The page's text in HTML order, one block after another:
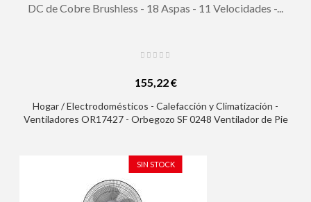
DC de Cobre Brushless - 18 Aspas - 11 Velocidades -...
155,22 €
Hogar / Electrodomésticos - Calefacción y Climatización -
Ventiladores OR17427 - Orbegozo SF 0248 Ventilador de Pie
SIN STOCK